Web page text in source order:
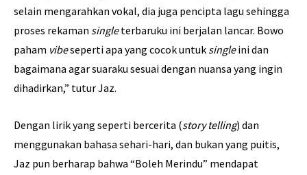
selain mengarahkan vokal, dia juga pencipta lagu sehingga
proses rekaman singleterbaruku ini berjalan lancar. Bowo
paham vibeseperti apa yang cocok untuk singleini dan
bagaimana agar suaraku sesuai dengan nuansa yang ingin
dihadirkan,” tutur Jaz.
Dengan lirik yang seperti bercerita (story telling) dan
menggunakan bahasa sehari-hari, dan bukan yang puitis,
Jaz pun berharap bahwa “Boleh Merindu” mendapat